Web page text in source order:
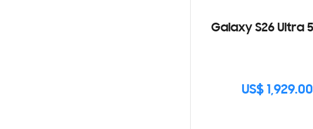
Galaxy S26 Ultra
US$ 1,929.00